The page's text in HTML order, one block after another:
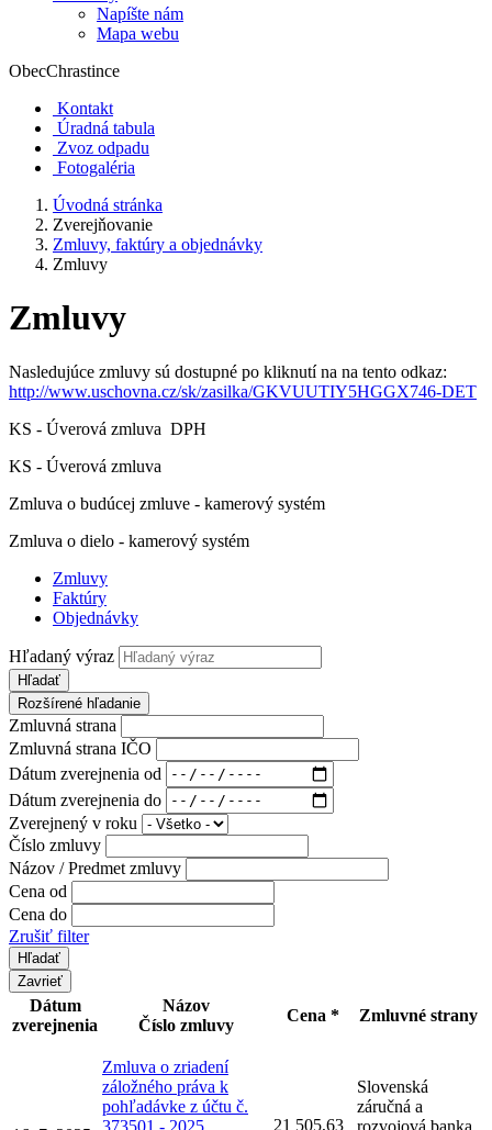
Napíšte nám
Mapa webu
ObecChrastince
Kontakt
Úradná tabula
Zvoz odpadu
Fotogaléria
Úvodná stránka
Zverejňovanie
Zmluvy, faktúry a objednávky
Zmluvy
Zmluvy
Nasledujúce zmluvy sú dostupné po kliknutí na na tento odkaz:
http://www.uschovna.cz/sk/zasilka/GKVUUTIY5HGGX746-DET
KS - Úverová zmluva DPH
KS - Úverová zmluva
Zmluva o budúcej zmluve - kamerový systém
Zmluva o dielo - kamerový systém
Zmluvy
Faktúry
Objednávky
Hľadaný výraz
Hľadať
Rozšírené hľadanie
Zmluvná strana
Zmluvná strana IČO
Dátum zverejnenia od
Dátum zverejnenia do
Zverejnený v roku
Číslo zmluvy
Názov / Predmet zmluvy
Cena od
Cena do
Zrušiť filter
Zavrieť
Dátum
zverejnenia
Názov
Číslo zmluvy
Cena * Zmluvné strany
Zmluva o zriadení
záložného práva k
pohľadávke z účtu č.
373501 - 2025
21 505,63
Slovenská
záručná a
rozvojová banka,